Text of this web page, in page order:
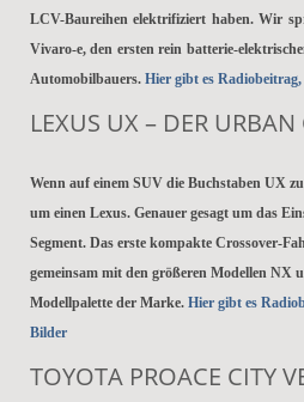
LCV-Baureihen elektrifiziert haben. Wir
Vivaro-e, den ersten rein batterie-
Automobilbauers. Hier gibt es
LEXUS UX – DER URBAN
Wenn auf einem SUV die Buchstaben UX
um einen Lexus. Genauer gesagt um das
Segment. Das erste kompakte Crossover-
gemeinsam mit den größeren Modellen NX
Modellpalette der Marke. Hier gibt es
Bilder
TOYOTA PROACE CITY